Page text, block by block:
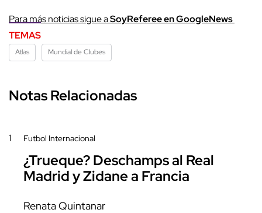
Para más noticias sigue aSoyReferee en GoogleNews
TEMAS
Atlas Mundial de Clubes
Notas Relacionadas
1 Futbol Internacional
¿Trueque? Deschamps al Real
Madrid y Zidane a Francia
Renata Quintanar